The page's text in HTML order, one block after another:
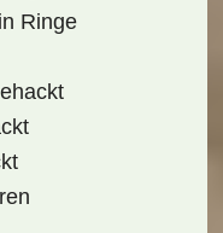
Ringe